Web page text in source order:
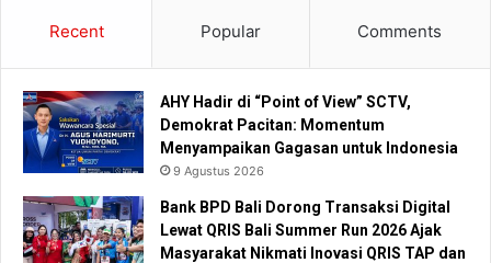
Recent Popular Comments
AHY Hadir di “Point of View” SCTV,
Demokrat Pacitan: Momentum
Menyampaikan Gagasan untuk Indonesia
9 Agustus 2026
Bank BPD Bali Dorong Transaksi Digital
Lewat QRIS Bali Summer Run 2026 Ajak
Masyarakat Nikmati Inovasi QRIS TAP dan